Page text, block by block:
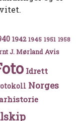
1942 1945 1951 1958
J. Mørland Avis
Idrett
Norges